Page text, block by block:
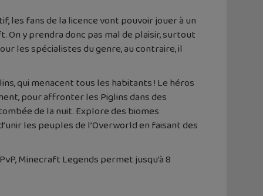
les fans de la licence vont pouvoir jouer à un
On y prendra donc pas mal de plaisir, surtout
les spécialistes du genre, au contraire, il
qui menacent tous les habitants ! Le héros
pour affronter les Piglins dans des
de la nuit. Explore des biomes
les peuples de l’Overworld en faisant des
Minecraft Legends permet jusqu’à 8